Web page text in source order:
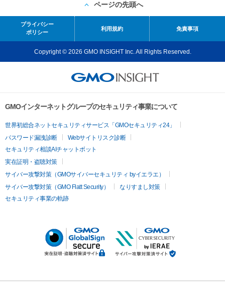
ページの先頭へ
プライバシー
ポリシー
利用規約 免責事項
Copyright © 2026 GMO INSIGHT Inc. All Rights Reserved.
GMOインターネットグループのセキュリティ事業について
世界初総合ネットセキュリティサービス「GMOセキュリティ24」
パスワード漏洩診断
Webサイトリスク診断
セキュリティ相談AIチャットボット
実在証明・盗聴対策
サイバー攻撃対策（GMOサイバーセキュリティ byイエラエ）
サイバー攻撃対策（GMO Flatt Security）
なりすまし対策
セキュリティ事業の軌跡